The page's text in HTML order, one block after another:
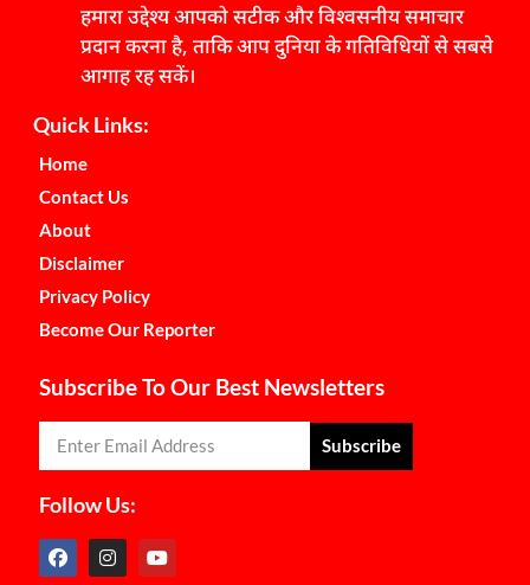
हमारा उद्देश्य आपको सटीक और विश्वसनीय समाचार
प्रदान करना है, ताकि आप दुनिया के गतिविधियों से सबसे
आगाह रह सकें।
Quick Links:
Home
Contact Us
About
Disclaimer
Privacy Policy
Become Our Reporter
Subscribe To Our Best Newsletters
Subscribe
Follow Us: